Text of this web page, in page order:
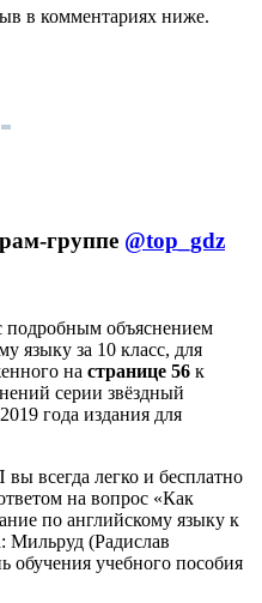
в комментариях ниже.
группе @top_gdz
подробным объяснением
языку за 10 класс, для
на странице 56 к
серии звёздный
года издания для
всегда легко и бесплатно
на вопрос «Как
по английскому языку к
Мильруд (Радислав
обучения учебного пособия